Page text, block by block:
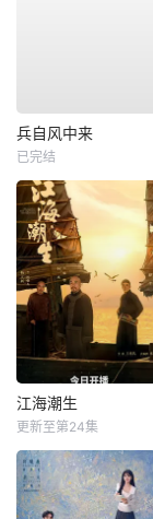
兵自风中来
已完结
江海潮生
更新至第24集